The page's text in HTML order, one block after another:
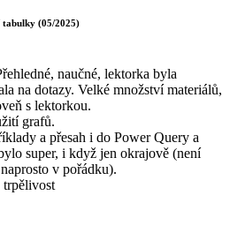
tabulky (05/2025)
naučné, lektorka byla
na dotazy. Velké množství materiálů,
s lektorkou.
grafů.
a přesah i do Power Query a
super, i když jen okrajově (není
v pořádku).
trpělivost